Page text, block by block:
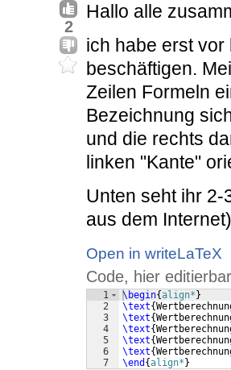
2
Hallo alle
ich habe erst vor
beschäftigen.
Zeilen Formeln
Bezeichnung
und die rechts
linken "Kante"
Unten seht ihr
aus dem
Open in writeLaTeX
Code, hier
1
2
3
4
5
6
7
\begin{align* }
\text{
\text{
\text{
\text{
\text{
\end {align* }